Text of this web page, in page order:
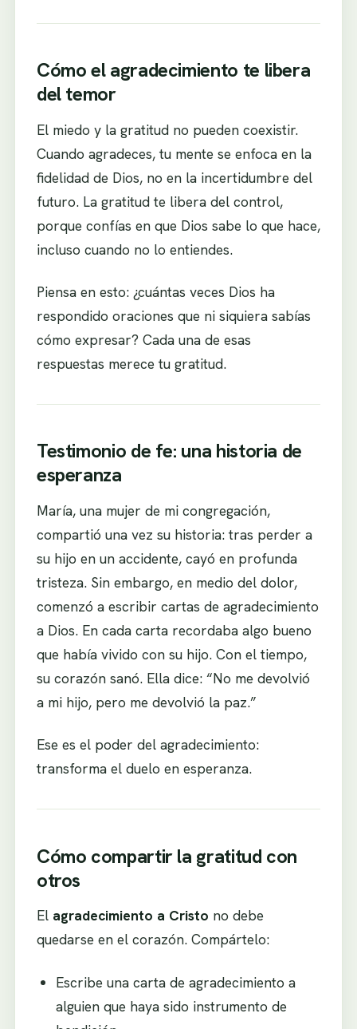
Cómo el agradecimiento te libera
del temor
El miedo y la gratitud no pueden coexistir.
Cuando agradeces, tu mente se enfoca en la
fidelidad de Dios, no en la incertidumbre del
futuro. La gratitud te libera del control,
porque confías en que Dios sabe lo que hace,
incluso cuando no lo entiendes.
Piensa en esto: ¿cuántas veces Dios ha
respondido oraciones que ni siquiera sabías
cómo expresar? Cada una de esas
respuestas merece tu gratitud.
Testimonio de fe: una historia de
esperanza
María, una mujer de mi congregación,
compartió una vez su historia: tras perder a
su hijo en un accidente, cayó en profunda
tristeza. Sin embargo, en medio del dolor,
comenzó a escribir cartas de agradecimiento
a Dios. En cada carta recordaba algo bueno
que había vivido con su hijo. Con el tiempo,
su corazón sanó. Ella dice: “No me devolvió
a mi hijo, pero me devolvió la paz.”
Ese es el poder del agradecimiento:
transforma el duelo en esperanza.
Cómo compartir la gratitud con
otros
El agradecimiento a Cristo no debe
quedarse en el corazón. Compártelo:
Escribe una carta de agradecimiento a
alguien que haya sido instrumento de